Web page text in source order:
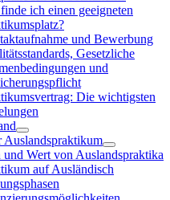
ich einen geeigneten
und Bewerbung
Gesetzliche
und
Die wichtigsten
Auslandspraktikum
und Wert von Auslandspraktika
auf Ausländisch